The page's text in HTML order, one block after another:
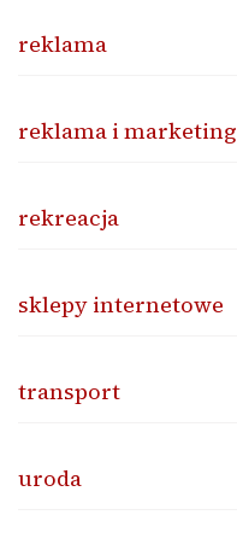
reklama
reklama i marketing
rekreacja
sklepy internetowe
transport
uroda